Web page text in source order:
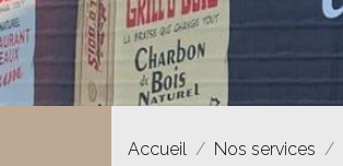
Accueil Nos services